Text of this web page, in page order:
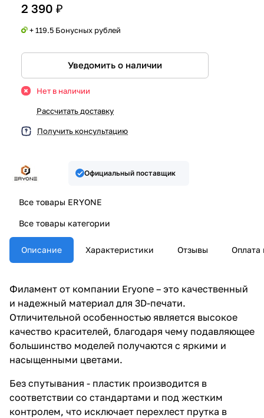
2 390 ₽
+ 119.5 Бонусных рублей
Уведомить о наличии
Нет в наличии
Рассчитать доставку
Получить консультацию
Официальный поставщик
Все товары ERYONE
Все товары категории
Описание Характеристики Отзывы Оплата
Филамент от компании Eryone – это качественный
и надежный материал для 3D-печати.
Отличительной особенностью является высокое
качество красителей, благодаря чему подавляющее
большинство моделей получаются с яркими и
насыщенными цветами.
Без спутывания - пластик производится в
соответствии со стандартами и под жестким
контролем, что исключает перехлест прутка в